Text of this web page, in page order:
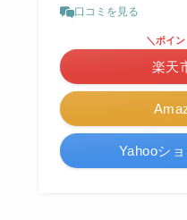
口コミを見る
＼ポイ
楽天
Yahooシ